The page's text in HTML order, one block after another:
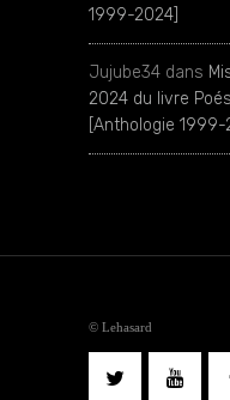
1999-2024]
Jujube34 dans
2024 du livre
[Anthologie 1999-
© Lehasard